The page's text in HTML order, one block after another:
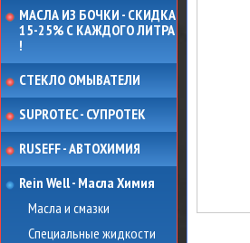
МАСЛА ИЗ БОЧКИ - СКИДКА
15-25% С КАЖДОГО ЛИТРА
!
СТЕКЛО ОМЫВАТЕЛИ
SUPROTEC - СУПРОТЕК
RUSEFF - АВТОХИМИЯ
Rein Well - Масла Химия
Масла и смазки
Специальные жидкости